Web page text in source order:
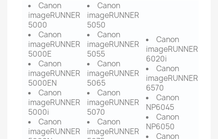
Canon
imageRUNNER
5000
Canon
imageRUNNER
5000E
Canon
imageRUNNER
5000EN
Canon
imageRUNNER
5000i
Canon
imageRUNNER
Canon
imageRUNNER
5050
Canon
imageRUNNER
5055
Canon
imageRUNNER
5065
Canon
imageRUNNER
5070
Canon
imageRUNNER
Canon
imageRUNNER
6020i
Canon
imageRUNNER
6570
Canon
NP6045
Canon
NP6050
Canon